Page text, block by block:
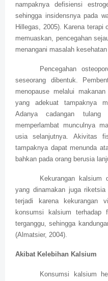
nampaknya defisiensi
sehingga insidensnya pada
Hillegas, 2005). Karena terapi
memuaskan, pencegahan
menangani masalah
Pencegahan
seseorang dibentuk.
menopause melalui
yang adekuat tampaknya
Adanya cadangan
memperlambat munculnya
usia selanjutnya. Akivitas
tampaknya dapat menunda
bahkan pada orang berusia
Kekurangan kalsium
yang dinamakan juga
terjadi karena kekurangan
konsumsi kalsium terhadap
terganggu, sehingga
(Almatsier, 2004).
Akibat Kelebihan Kalsium
Konsumsi kalsium